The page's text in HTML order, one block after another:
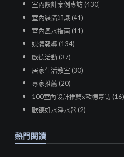
室內設計案例專訪 (430)
室內裝潢知識 (41)
室內風水指南 (11)
媒體報導 (134)
歐德活動 (37)
居家生活教室 (30)
專家推薦 (20)
100室內設計推薦x歐德專訪 (16)
歐德好水淨水器 (2)
熱門閱讀